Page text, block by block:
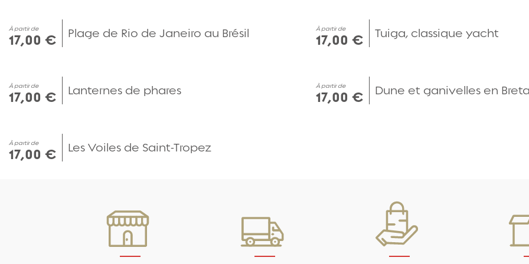
À partir de
17,00 € Plage de Rio de Janeiro au Brésil À partir de
17,00 € Tuiga, classique yacht
À partir de
17,00 € Lanternes de phares À partir de
17,00 € Dune et ganivelles en
À partir de
17,00 € Les Voiles de Saint-Tropez